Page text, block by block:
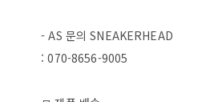
- AS 문의 SNEAKERHEAD
: 070-8656-9005